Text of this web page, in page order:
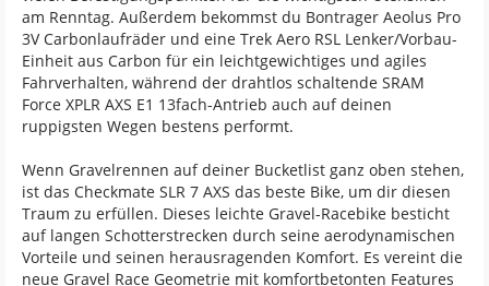
am Renntag. Außerdem bekommst du Bontrager Aeolus Pro
3V Carbonlaufräder und eine Trek Aero RSL Lenker/Vorbau-
Einheit aus Carbon für ein leichtgewichtiges und agiles
Fahrverhalten, während der drahtlos schaltende SRAM
Force XPLR AXS E1 13fach-Antrieb auch auf deinen
ruppigsten Wegen bestens performt.
Wenn Gravelrennen auf deiner Bucketlist ganz oben stehen,
ist das Checkmate SLR 7 AXS das beste Bike, um dir diesen
Traum zu erfüllen. Dieses leichte Gravel-Racebike besticht
auf langen Schotterstrecken durch seine aerodynamischen
Vorteile und seinen herausragenden Komfort. Es vereint die
neue Gravel Race Geometrie mit komfortbetonten Features